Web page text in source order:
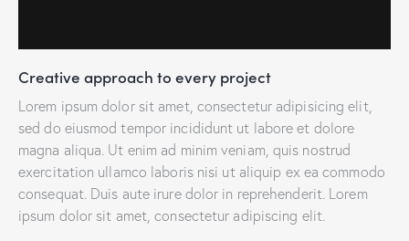
Creative approach to every project
Lorem ipsum dolor sit amet, consectetur adipisicing elit,
sed do eiusmod tempor incididunt ut labore et dolore
magna aliqua. Ut enim ad minim veniam, quis nostrud
exercitation ullamco laboris nisi ut aliquip ex ea commodo
consequat. Duis aute irure dolor in reprehenderit. Lorem
ipsum dolor sit amet, consectetur adipiscing elit.